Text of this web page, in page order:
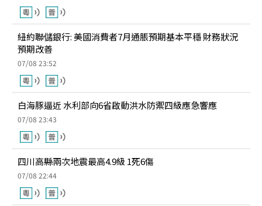
紐約聯儲銀行: 美國消費者7月通脹預期基本平穩 財務狀況
預期改善
07/08 23:52
白海豚逼近 水利部向6省啟動洪水防禦四級應急響應
07/08 23:43
四川高縣兩次地震最高4.9級 1死6傷
07/08 22:44